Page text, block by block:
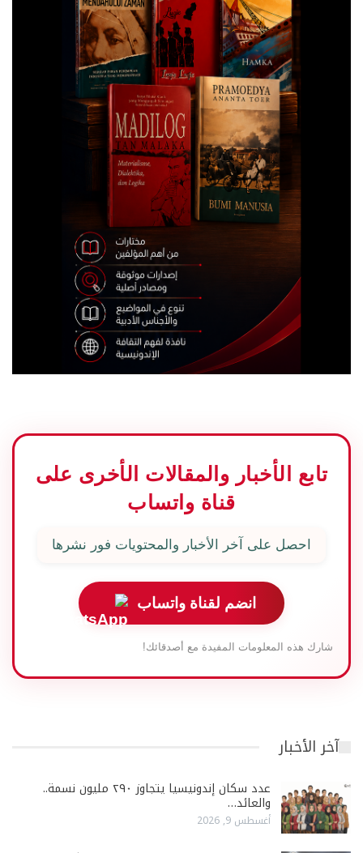
تابع الأخبار والمقالات الأخرى على
قناة واتساب
احصل على آخر الأخبار والمحتويات فور نشرها
انضم لقناة واتساب
شارك هذه المعلومات المفيدة مع أصدقائك!
آخر الأخبار
عدد سكان إندونيسيا يتجاوز ٢٩٠ مليون نسمة..
والعائد…
أغسطس 9, 2026